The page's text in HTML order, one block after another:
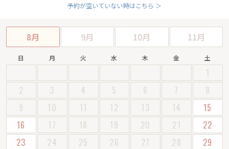
予約が空いていない時はこちら ＞
8月 9月 10月 11月
日 月 火 水 木 金 土
1
2
3 4 5 6 7
8
9
10 11 12 13 14
15
16
17 18 19 20 21
22
23
24 25 26 27 28
29